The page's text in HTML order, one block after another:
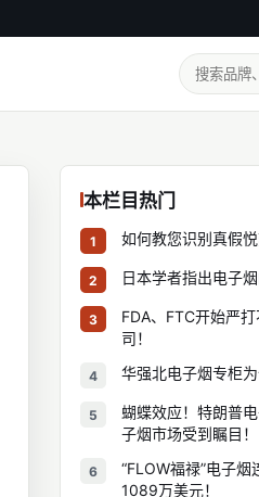
本栏目热门
1 如何教您识别真假悦
2 日本学者指出电子
3
FDA、FTC开始严
司！
4 华强北电子烟专柜为
5
蝴蝶效应！特朗普
子烟市场受到瞩目！
6
“FLOW福禄”电子
1089万美元！